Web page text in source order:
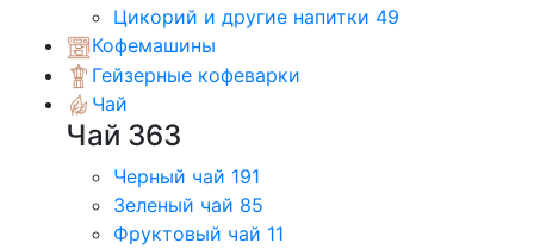
Цикорий и другие напитки 49
Кофемашины
Гейзерные кофеварки
Чай
Чай 363
Черный чай 191
Зеленый чай 85
Фруктовый чай 11